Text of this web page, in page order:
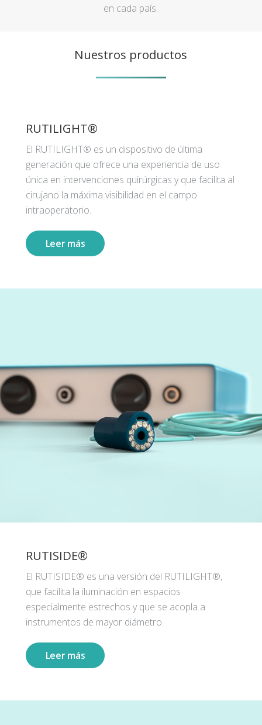
en cada país.
Nuestros productos
RUTILIGHT®
El RUTILIGHT® es un dispositivo de última
generación que ofrece una experiencia de uso
única en intervenciones quirúrgicas y que facilita al
cirujano la máxima visibilidad en el campo
intraoperatorio.
Leer más
RUTISIDE®
El RUTISIDE® es una versión del RUTILIGHT®,
que facilita la iluminación en espacios
especialmente estrechos y que se acopla a
instrumentos de mayor diámetro.
Leer más